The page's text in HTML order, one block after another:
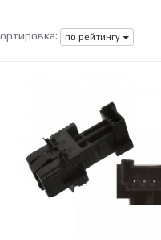
по рейтингу